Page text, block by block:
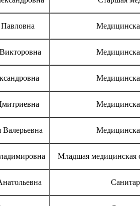
Павловна
Младшая медицинская